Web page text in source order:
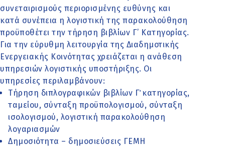
συνεταιρισμούς περιορισμένης ευθύνης και
κατά συνέπεια η λογιστική της παρακολούθηση
προϋποθέτει την τήρηση βιβλίων Γ’ Κατηγορίας.
Για την εύρυθμη λειτουργία της Διαδημοτικής
Ενεργειακής Κοινότητας χρειάζεται η ανάθεση
υπηρεσιών λογιστικής υποστήριξης. Οι
υπηρεσίες περιλαμβάνουν:
Τήρηση διπλογραφικών βιβλίων Γ΄ κατηγορίας,
ταμείου, σύνταξη προϋπολογισμού, σύνταξη
ισολογισμού, λογιστική παρακολούθηση
λογαριασμών
Δημοσιότητα – δημοσιεύσεις ΓΕΜΗ